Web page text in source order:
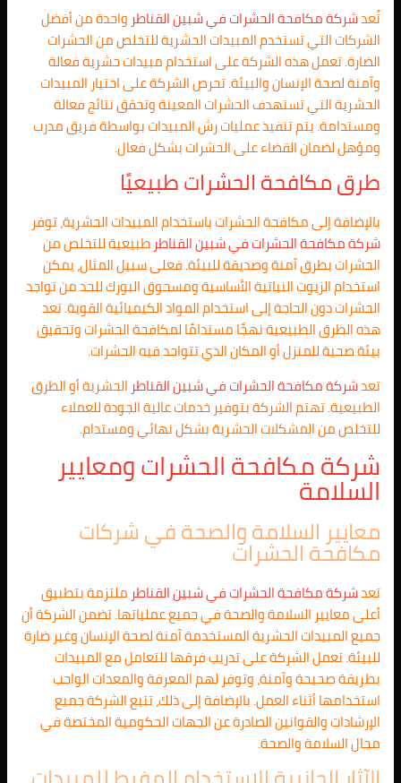
تُعدشركة مكافحة الحشرات فيشبين القناطر واحدة من أفضل
الشركات التي تستخدم المبيدات الحشرية للتخلص من الحشرات
الضارة. تعمل هذه الشركة على استخدام مبيدات حشرية فعالة
وآمنة لصحة الإنسان والبيئة. تحرص الشركة على اختيار المبيدات
الحشرية التي تستهدف الحشرات المعينة وتحقق نتائج فعالة
ومستدامة. يتم تنفيذ عمليات رش المبيدات بواسطة فريق مدرب
ومؤهل لضمان القضاء على الحشرات بشكل فعال.
طرق مكافحة الحشرات طبيعيًا
بالإضافة إلى مكافحة الحشرات باستخدام المبيدات الحشرية، توفر
شركة مكافحة الحشرات فيشبين القناطر طبيعية للتخلص من
الحشرات بطرق آمنة وصديقة للبيئة. فعلى سبيل المثال، يمكن
استخدام الزيوت النباتية الأساسية ومسحوق البورك للحد من تواجد
الحشرات دون الحاجة إلى استخدام المواد الكيميائية القوية. تعد
هذه الطرق الطبيعية نهجًا مستدامًا لمكافحة الحشرات وتحقيق
بيئة صحية للمنزل أو المكان الذي تتواجد فيه الحشرات.
تعدشركة مكافحة الحشرات فيشبين القناطر الحشرية أو الطرق
الطبيعية. تهتم الشركة بتوفير خدمات عالية الجودة للعملاء
للتخلص من المشكلات الحشرية بشكل نهائي ومستدام.
شركة مكافحة الحشرات ومعايير
السلامة
معايير السلامة والصحة في شركات
مكافحة الحشرات
تعدشركة مكافحة الحشرات فيشبين القناطر ملتزمة بتطبيق
أعلى معايير السلامة والصحة في جميع عملياتها. تضمن الشركة أن
جميع المبيدات الحشرية المستخدمة آمنة لصحة الإنسان وغير ضارة
للبيئة. تعمل الشركة على تدريب فرقها للتعامل مع المبيدات
بطريقة صحيحة وآمنة، وتوفر لهم المعرفة والمعدات الواجب
استخدامها أثناء العمل. بالإضافة إلى ذلك، تتبع الشركة جميع
الإرشادات والقوانين الصادرة عن الجهات الحكومية المختصة في
مجال السلامة والصحة.